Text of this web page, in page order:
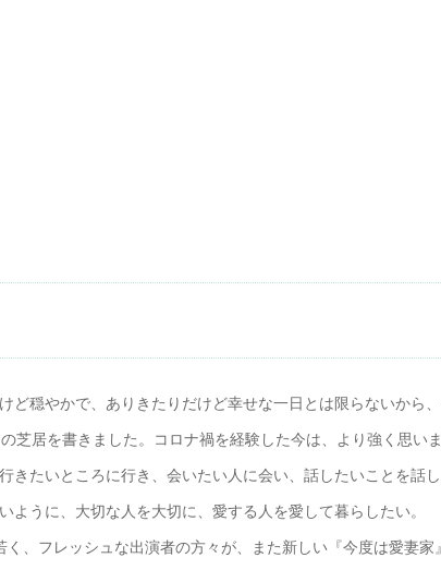
ど穏やかで、ありきたりだけど幸せな一日とは限らないから、
芝居を書きました。コロナ禍を経験した今は、より強く思いま
きたいところに行き、会いたい人に会い、話したいことを話
ように、大切な人を大切に、愛する人を愛して暮らしたい。
、フレッシュな出演者の方々が、また新しい『今度は愛妻